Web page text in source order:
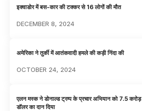
इक्वाडोर में बस-कार की टक्कर से 16 लोगों की मौत
DECEMBER 8, 2024
अमेरिका ने तुर्की में आतंकवादी हमले की कड़ी निंदा की
OCTOBER 24, 2024
एलन मस्क ने डोनाल्ड ट्रम्प के प्रचार अभियान को 7.5 करोड़
डॉलर का दान दिया